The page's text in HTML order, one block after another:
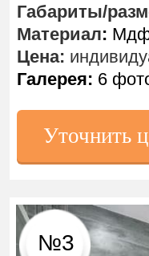
Габариты/
Материал: Мдф
Цена:
Галерея: 6
№3
Уточнить